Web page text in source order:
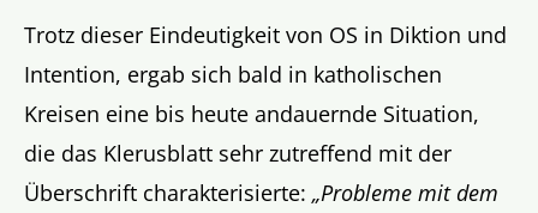
Trotz dieser Eindeutigkeit von OS in Diktion und
Intention, ergab sich bald in katholischen
Kreisen eine bis heute andauernde Situation,
die das Klerusblatt sehr zutreffend mit der
Überschrift charakterisierte: „Probleme mit dem